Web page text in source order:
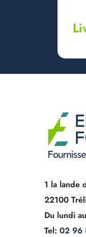
1 la lande
22100
Du lundi
Tel: 02 96